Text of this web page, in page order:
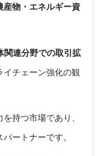
産物・エネルギー資
関連分野での取引拡
チェーン強化の観
持つ市場であり、
ートナーです。